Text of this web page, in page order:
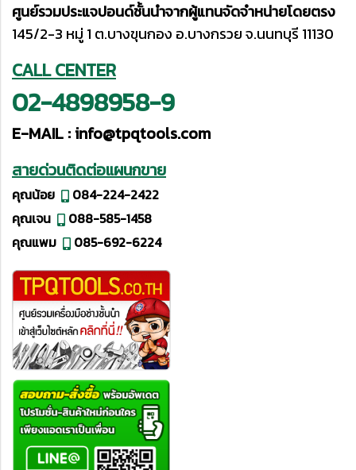
ศูนย์รวมประแจปอนด์ชั้นนำจากผู้แทนจัดจำหน่ายโดยตรง
145/2-3 หมู่ 1 ต.บางขุนกอง อ.บางกรวย จ.นนทบุรี 11130
CALL CENTER
02-4898958-9
E-MAIL :info@tpqtools.com
สายด่วนติดต่อแผนกขาย
คุณน้อย
084-224-2422
คุณเจน
088-585-1458
คุณแพม
085-692-6224